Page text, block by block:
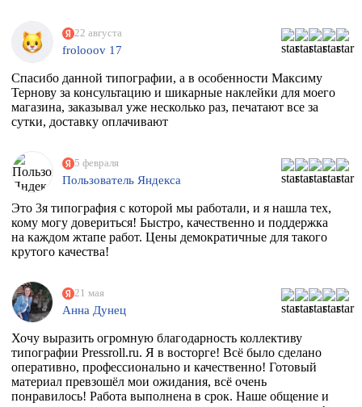
22 августа
frolooov 17
Спасибо данной типографии, а в особенности Максиму
Тернову за консультацию и шикарные наклейки для моего
магазина, заказывал уже несколько раз, печатают все за
сутки, доставку оплачивают
5 февраля
Пользователь Яндекса
Это 3я типография с которой мы работали, и я нашла тех,
кому могу довериться! Быстро, качественно и поддержка
на каждом жтапе работ. Цены демократичные для такого
крутого качества!
21 мая
Анна Дунец
Хочу выразить огромную благодарность коллективу
типографии Pressroll.ru. Я в восторге! Всё было сделано
оперативно, профессионально и качественно! Готовый
материал превзошёл мои ожидания, всё очень
понравилось! Работа выполнена в срок. Наше общение и